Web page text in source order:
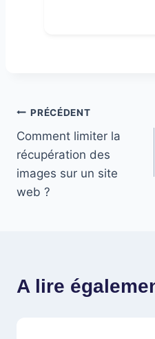
Navigation
de
l’article
PRÉCÉDENT
Comment limiter la
récupération des
images sur un site
web ?
A lire